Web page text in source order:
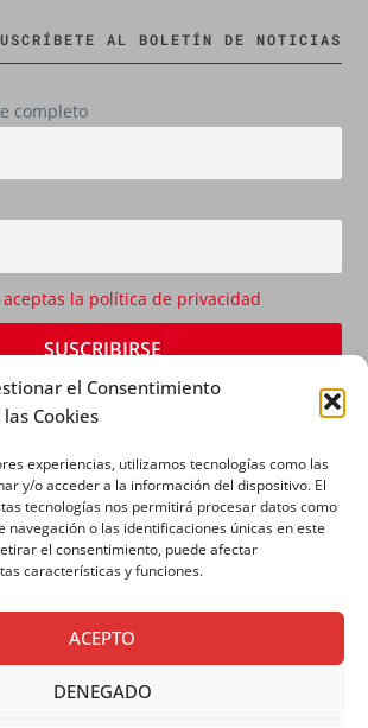
el Consentimiento
Cookies
experiencias, utilizamos tecnologías como las
y/o acceder a la información del dispositivo. El
tecnologías nos permitirá procesar datos como
navegación o las identificaciones únicas en este
el consentimiento, puede afectar
características y funciones.
ACEPTO
DENEGADO
AL BOLETÍN DE NOTICIAS
completo
la política de privacidad
POLÍTICA DE PRIVACIDAD|